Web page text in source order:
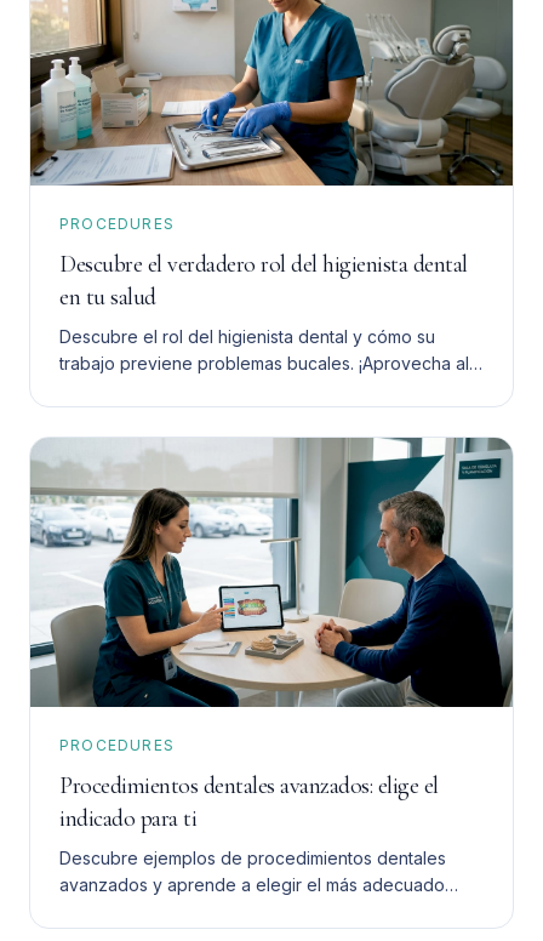
PROCEDURES
Descubre el verdadero rol del higienista dental
en tu salud
Descubre el rol del higienista dental y cómo su
trabajo previene problemas bucales. ¡Aprovecha al
PROCEDURES
Procedimientos dentales avanzados: elige el
indicado para ti
Descubre ejemplos de procedimientos dentales
avanzados y aprende a elegir el más adecuado